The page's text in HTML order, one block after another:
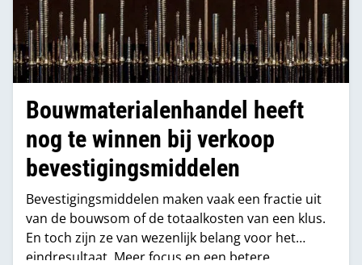
Bouwmaterialenhandel heeft
nog te winnen bij verkoop
bevestigingsmiddelen
Bevestigingsmiddelen maken vaak een fractie uit
van de bouwsom of de totaalkosten van een klus.
En toch zijn ze van wezenlijk belang voor het
eindresultaat. Meer focus en een betere